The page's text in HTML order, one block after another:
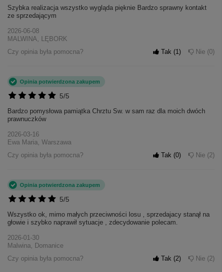
Szybka realizacja wszystko wygląda pięknie Bardzo sprawny kontakt
ze sprzedającym
2026-06-08
MALWINA, LĘBORK
Czy opinia była pomocna?
Tak 1 Nie 0
5/5
Opinia potwierdzona zakupem
Bardzo pomysłowa pamiątka Chrztu Sw. w sam raz dla moich dwóch
prawnuczków
2026-03-16
Ewa Maria, Warszawa
Czy opinia była pomocna?
Tak 0 Nie 2
5/5
Opinia potwierdzona zakupem
Wszystko ok, mimo małych przeciwności losu , sprzedajacy stanął na
głowie i szybko naprawił sytuacje , zdecydowanie polecam.
2026-01-30
Malwina, Domanice
Czy opinia była pomocna?
Tak 2 Nie 2